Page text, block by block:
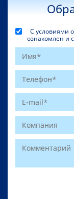
С условиями
ознакомлен и